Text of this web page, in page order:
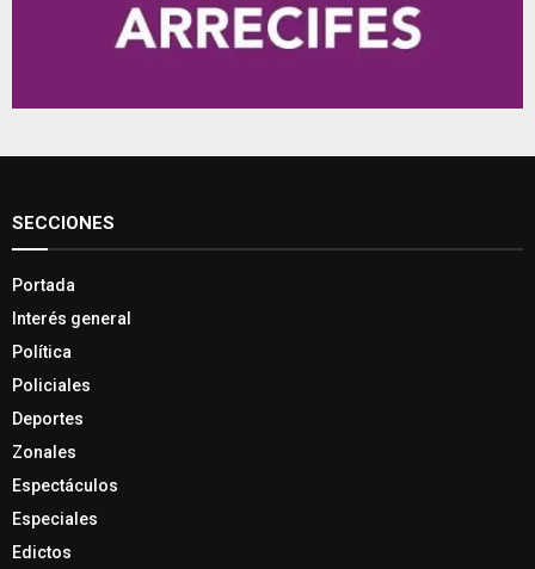
SECCIONES
Portada
Interés general
Política
Policiales
Deportes
Zonales
Espectáculos
Especiales
Edictos